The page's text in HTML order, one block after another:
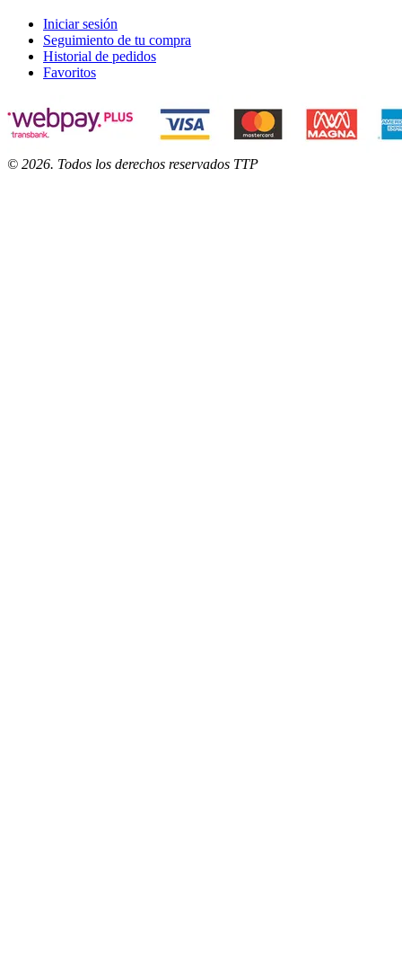
Iniciar sesión
Seguimiento de tu compra
Historial de pedidos
Favoritos
© 2026. Todos los derechos reservados TTP